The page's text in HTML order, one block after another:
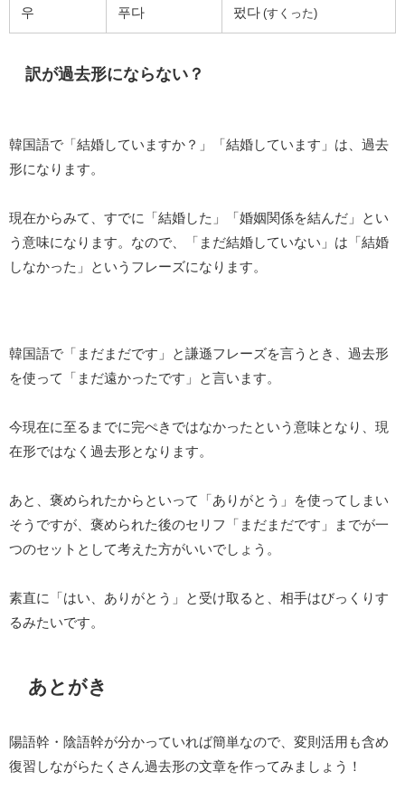
우 푸다 펐다 (すくった)
訳が過去形にならない？
韓国語で「結婚していますか？」「結婚しています」は、過去
形になります。
現在からみて、すでに「結婚した」「婚姻関係を結んだ」とい
う意味になります。なので、「まだ結婚していない」は「結婚
しなかった」というフレーズになります。
韓国語で「まだまだです」と謙遜フレーズを言うとき、過去形
を使って「まだ遠かったです」と言います。
今現在に至るまでに完ぺきではなかったという意味となり、現
在形ではなく過去形となります。
あと、褒められたからといって「ありがとう」を使ってしまい
そうですが、褒められた後のセリフ「まだまだです」までが一
つのセットとして考えた方がいいでしょう。
素直に「はい、ありがとう」と受け取ると、相手はびっくりす
るみたいです。
あとがき
陽語幹・陰語幹が分かっていれば簡単なので、変則活用も含め
復習しながらたくさん過去形の文章を作ってみましょう！